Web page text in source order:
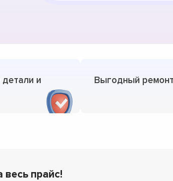
и
Выгодный
весь прайс!